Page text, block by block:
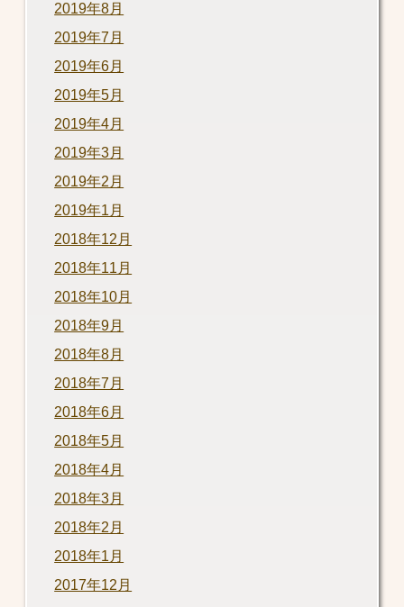
2019年8月
2019年7月
2019年6月
2019年5月
2019年4月
2019年3月
2019年2月
2019年1月
2018年12月
2018年11月
2018年10月
2018年9月
2018年8月
2018年7月
2018年6月
2018年5月
2018年4月
2018年3月
2018年2月
2018年1月
2017年12月